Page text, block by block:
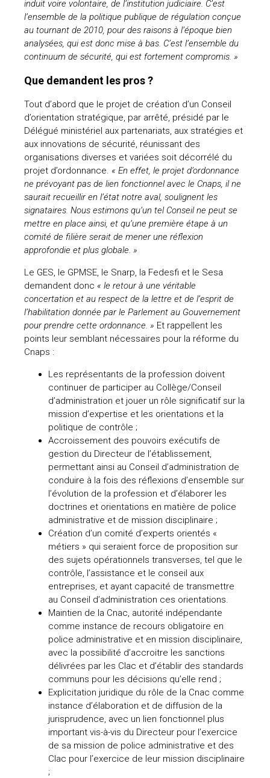
induit voire volontaire, de l’institution judiciaire. C’est
l’ensemble de la politique publique de régulation conçue
au tournant de 2010, pour des raisons à l’époque bien
analysées, qui est donc mise à bas. C’est l’ensemble du
continuum de sécurité, qui est fortement compromis. »
Que demandent les pros ?
Tout d’abord que le projet de création d’un Conseil
d’orientation stratégique, par arrêté, présidé par le
Délégué ministériel aux partenariats, aux stratégies et
aux innovations de sécurité, réunissant des
organisations diverses et variées soit décorrélé du
projet d’ordonnance. « En effet, le projet d’ordonnance
ne prévoyant pas de lien fonctionnel avec le Cnaps, il ne
saurait recueillir en l’état notre aval, soulignent les
signataires. Nous estimons qu’un tel Conseil ne peut se
mettre en place ainsi, et qu’une première étape à un
comité de filière serait de mener une réflexion
approfondie et plus globale. »
Le GES, le GPMSE, le Snarp, la Fedesfi et le Sesa
demandent donc « le retour à une véritable
concertation et au respect de la lettre et de l’esprit de
l’habilitation donnée par le Parlement au Gouvernement
pour prendre cette ordonnance. » Et rappellent les
points leur semblant nécessaires pour la réforme du
Cnaps :
Les représentants de la profession doivent
continuer de participer au Collège/Conseil
d’administration et jouer un rôle significatif sur la
mission d’expertise et les orientations et la
politique de contrôle ;
Accroissement des pouvoirs exécutifs de
gestion du Directeur de l’établissement,
permettant ainsi au Conseil d’administration de
conduire à la fois des réflexions d’ensemble sur
l’évolution de la profession et d’élaborer les
doctrines et orientations en matière de police
administrative et de mission disciplinaire ;
Création d’un comité d’experts orientés «
métiers » qui seraient force de proposition sur
des sujets opérationnels transverses, tel que le
contrôle, l’assistance et le conseil aux
entreprises, et ayant capacité de transmettre
au Conseil d’administration ces orientations.
Maintien de la Cnac, autorité indépendante
comme instance de recours obligatoire en
police administrative et en mission disciplinaire,
avec la possibilité d’accroitre les sanctions
délivrées par les Clac et d’établir des standards
communs pour les décisions qu’elle rend ;
Explicitation juridique du rôle de la Cnac comme
instance d’élaboration et de diffusion de la
jurisprudence, avec un lien fonctionnel plus
important vis-à-vis du Directeur pour l’exercice
de sa mission de police administrative et des
Clac pour l’exercice de leur mission disciplinaire
;